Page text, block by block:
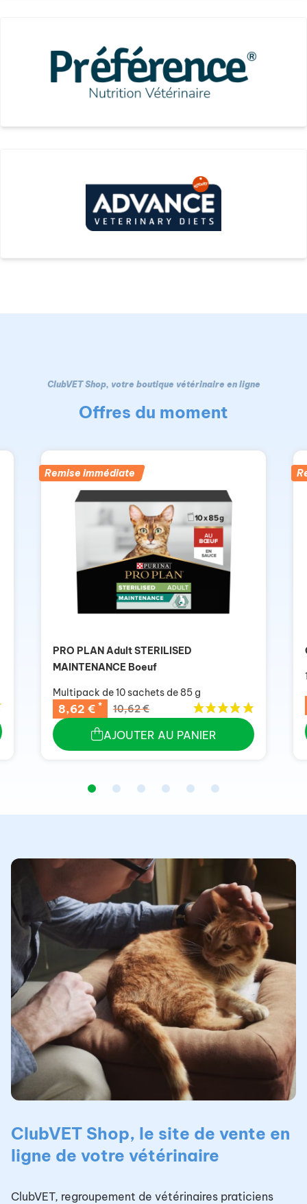
ClubVET Shop, votre boutique vétérinaire en ligne
Offres du moment
Remise immédiate
PRO PLAN Adult STERILISED
MAINTENANCE Boeuf
Multipack de 10 sachets de 85 g
8,62 € * 10,62 €
AJOUTER AU PANIER
ClubVET Shop, le site de vente en
ligne de votre vétérinaire
ClubVET, regroupement de vétérinaires praticiens